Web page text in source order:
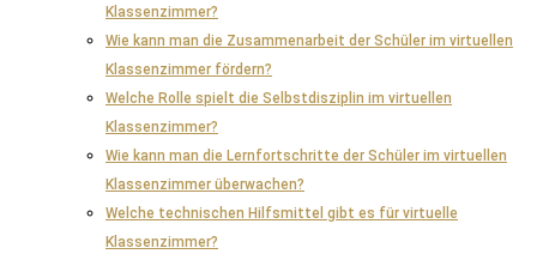
Klassenzimmer?
Wie kann man die Zusammenarbeit der Schüler im virtuellen
Klassenzimmer fördern?
Welche Rolle spielt die Selbstdisziplin im virtuellen
Klassenzimmer?
Wie kann man die Lernfortschritte der Schüler im virtuellen
Klassenzimmer überwachen?
Welche technischen Hilfsmittel gibt es für virtuelle
Klassenzimmer?